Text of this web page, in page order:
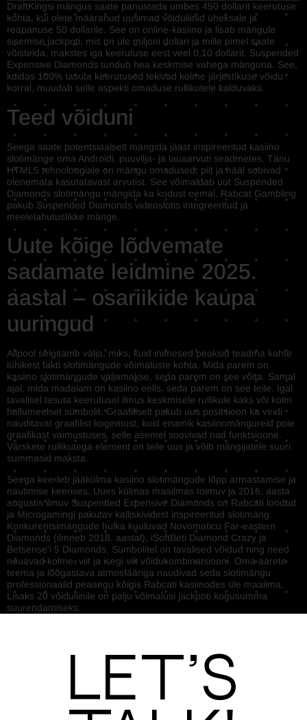
DraftKingsi mängus saate panustada umbes 450 dollarit keerutuse
kohta, kui olete määranud uusimad võiduliinid üheksale ja
reapanuse 50 dollarile. See on online-kasiino ja lisab mängule
sisemise jackpoti, mis on üle miljoni dollari ja mille nimel saate
võistelda, makstes iga keerutuse eest veel 0,10 dollarit. Suspended
Expensive Diamonds tundub hea keskmise vahega mänguna. See,
kuidas 100% tasuta keerutused tekivad kolme järjestikuse võidu
korral, muudab selle aspekti omaduse rullikutele kalduvaks.
Teed võiduni
Seega saate potentsiaalselt mängida jääst inspireeritud kasiino
slotimänge oma Androidi, puuvilja- ja lauaarvuti seadmetes. Tänu
HTML5 tehnoloogiale on mängu omadused, pilt ja hääl sobivad
olenemata kasutatavast arvutist. See võimaldab uut Suspended
Diamonds slotimängu mängida ka kodust eemal. Rabcat Gambling
pakub Suspended Diamonds videoslotis integreeritud ja
meelelahutuslikke mänge.
Uute kõige lõdvemate
sadamate leidmine 2025.
aastal – osariikide kaupa
uuringud
Allpool selgitame välja, miks, kuid inimesed peaksid teadma kahte
lühikest fakti slotimängude võimaluste kohta. Mida parem on
kasiino slotimängude väljamakse, seda parem on see võita. Samal
ajal, mida madalam on kasiino eelis, seda parem on see teile. Igal
tavalisel tasuta keerutusel ilmus keskmisele rullikule kaks või kolm
hullumeelset sümbolit. Graafiliselt pakub uus positsioon ka veidi
nauditavat graafilist kogemust, kuid enamik kasiinomängureid pole
graafikast vaimustuses, selle asemel soovivad nad funktsioone.
Värskete rullikutega element on teile uus ja võib mängijatele suuri
summasid maksta.
Seega keerleb jääkülma kasiino slotimängude lõpp armastamise ja
nautimise keerises. Uues külmas maailmas toimuv ja 2016. aasta
augustis ilmuv Suspended Expensive Diamonds on Rabcati loodud
ja Microgamingi pakutav kalliskividest inspireeritud slotimäng.
Konkurentsimängude hulka kuuluvad Novomaticu Far-eastern
Diamonds (ilmneb 2018. aastal), iSoftBeti Diamond Crazy ja
Betsense'i 5 Diamonds. Sümbolitel on tavalised võidud ning need
nõuavad kolme, viit ja isegi viit võidukombinatsiooni. Oma aarete
teema ja lõõgastava atmosfääriga naudivad seda slotimängu
professionaalid peaaegu kõigis Rabcati kasiinodes üle maailma.
Lisaks 20 võiduliinile on palju võimalusi jackpoti kogusumma
suurendamiseks.
Let’s